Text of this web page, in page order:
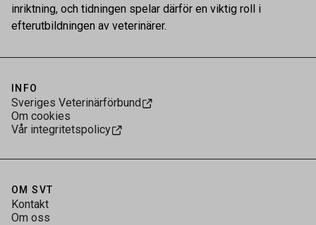
inriktning, och tidningen spelar därför en viktig roll i
efterutbildningen av veterinärer.
INFO
Sveriges Veterinärförbund
Om cookies
Vår integritetspolicy
OM SVT
Kontakt
Om oss